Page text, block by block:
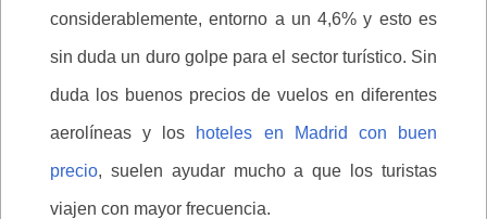
considerablemente, entorno a un 4,6% y esto es
sin duda un duro golpe para el sector turístico. Sin
duda los buenos precios de vuelos en diferentes
aerolíneas y los hoteles en Madrid con buen
precio, suelen ayudar mucho a que los turistas
viajen con mayor frecuencia.